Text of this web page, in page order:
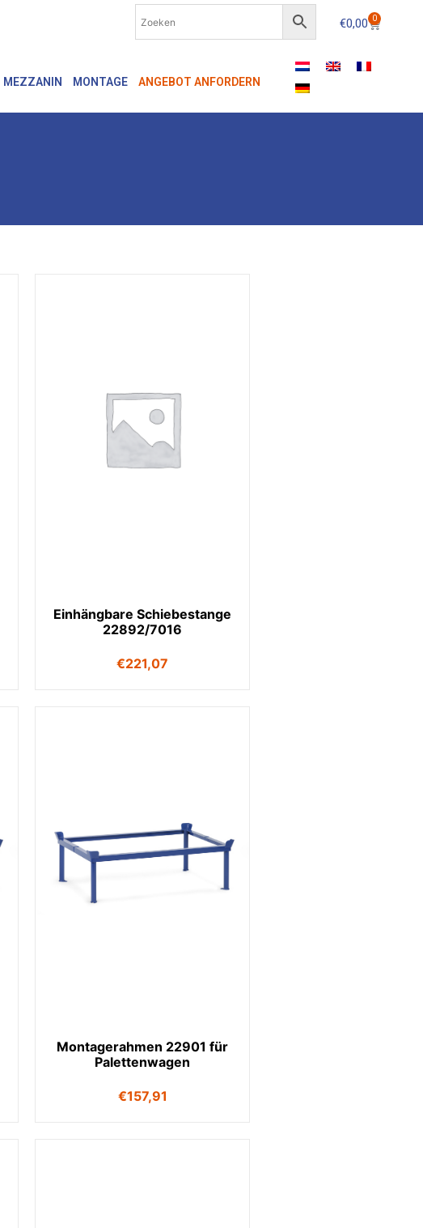
€0,00 0
MEZZANIN MONTAGE ANGEBOT ANFORDERN
Einhängbare Schiebestange
22892/7016
€221,07
Montagerahmen 22901 für
Palettenwagen
€157,91